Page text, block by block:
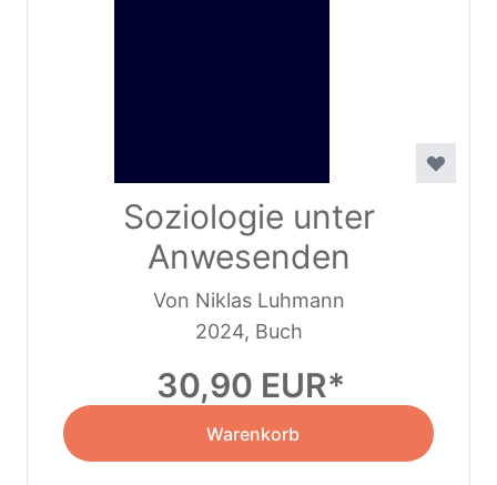
Soziologie unter
Anwesenden
Von Niklas Luhmann
2024, Buch
30,90 EUR
Warenkorb